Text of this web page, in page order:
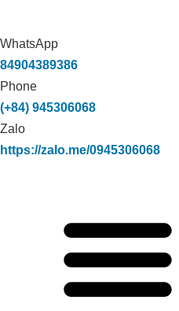
WhatsApp
84904389386
Phone
(+84) 945306068
Zalo
https://zalo.me/0945306068